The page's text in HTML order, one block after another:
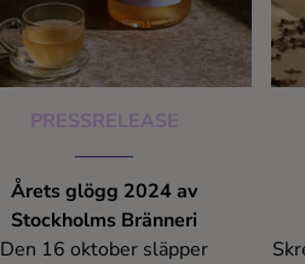
bara säljs kring jul.
PRESSRELEASE
Årets glögg 2024 av
Stockholms Bränneri
Den 16 oktober släpper